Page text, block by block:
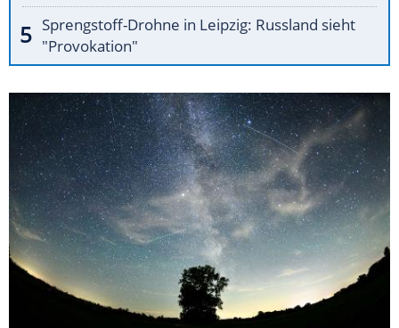
Sprengstoff-Drohne in Leipzig: Russland sieht
"Provokation"